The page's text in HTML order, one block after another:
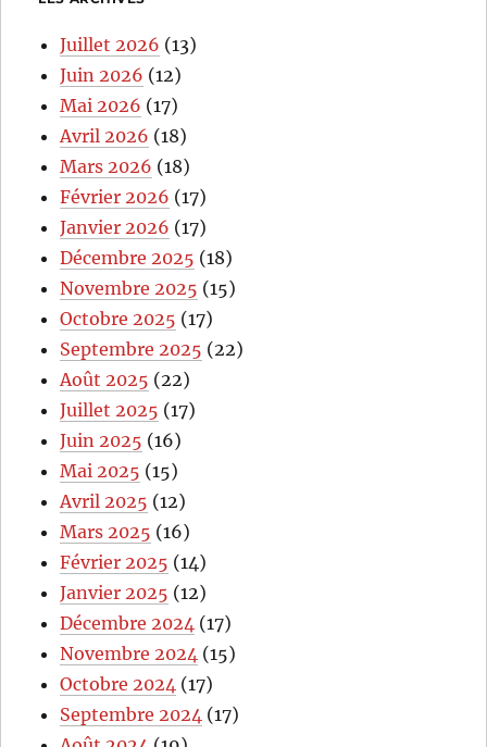
Juillet 2026 (13)
Juin 2026 (12)
Mai 2026 (17)
Avril 2026 (18)
Mars 2026 (18)
Février 2026 (17)
Janvier 2026 (17)
Décembre 2025 (18)
Novembre 2025 (15)
Octobre 2025 (17)
Septembre 2025 (22)
Août 2025 (22)
Juillet 2025 (17)
Juin 2025 (16)
Mai 2025 (15)
Avril 2025 (12)
Mars 2025 (16)
Février 2025 (14)
Janvier 2025 (12)
Décembre 2024 (17)
Novembre 2024 (15)
Octobre 2024 (17)
Septembre 2024 (17)